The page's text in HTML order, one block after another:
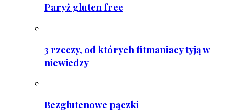
Paryż gluten free
3 rzeczy, od których fitmaniacy tyją w
niewiedzy
Bezglutenowe pączki